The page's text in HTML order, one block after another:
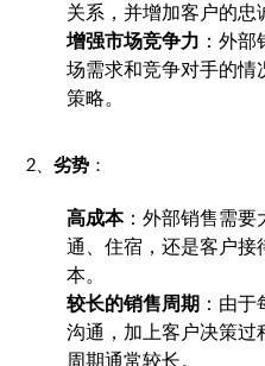
关系，并增加客户的忠
增强市场竞争力 ：外
场需求和竞争对手的情
策略。
2、劣势 ：
高成本：外部销售需要
通、住宿，还是客户
本。
较长的销售周期 ：由
沟通，加上客户决策过
周期通常较长。